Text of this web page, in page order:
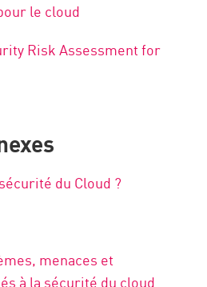
le cloud
Risk Assessment for
du Cloud ?
menaces et
à la sécurité du cloud